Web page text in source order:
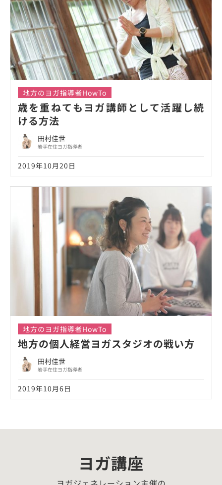
地方のヨガ指導者HowTo
歳を重ねてもヨガ講師として活躍し続
ける方法
田村佳世
岩手在住ヨガ指導者
2019年10月20日
地方のヨガ指導者HowTo
地方の個人経営ヨガスタジオの戦い方
田村佳世
岩手在住ヨガ指導者
2019年10月6日
ヨガ講座